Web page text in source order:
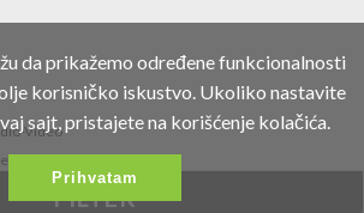
FILTER
Video
telefone i
da prikažemo određene funkcionalnosti
korisničko iskustvo. Ukoliko nastavite
sajt, pristajete na korišćenje kolačića.
Prihvatam